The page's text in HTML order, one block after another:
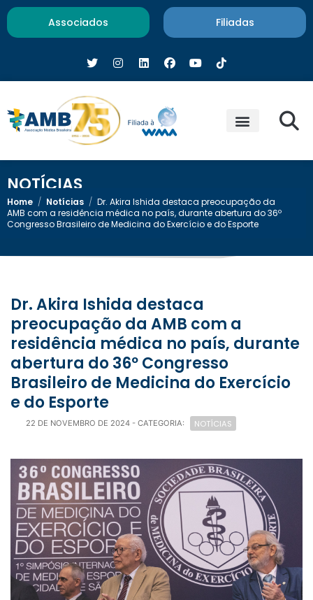
Associados Filiadas
NOTÍCIAS
Home / Notícias / Dr. Akira Ishida destaca preocupação da
AMB com a residência médica no país, durante abertura do 36º
Congresso Brasileiro de Medicina do Exercício e do Esporte
Dr. Akira Ishida destaca
preocupação da AMB com a
residência médica no país, durante
abertura do 36º Congresso
Brasileiro de Medicina do Exercício
e do Esporte
22 DE NOVEMBRO DE 2024 - CATEGORIA: NOTÍCIAS